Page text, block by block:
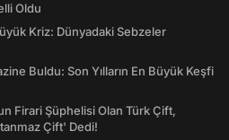
Oldu
Kriz: Dünyadaki Sebzeler
Buldu: Son Yılların En Büyük Keşfi
Firari Şüphelisi Olan Türk Çift,
Çift' Dedi!